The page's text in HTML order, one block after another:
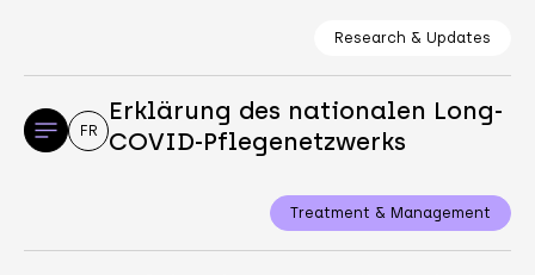
Research & Updates
FR
Erklärung des nationalen Long-
COVID-Pflegenetzwerks
Treatment & Management